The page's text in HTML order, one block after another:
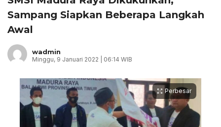
Sampang Siapkan Beberapa Langkah
Awal
wadmin
Minggu, 9 Januari 2022 | 06:14 WIB
Perbesar